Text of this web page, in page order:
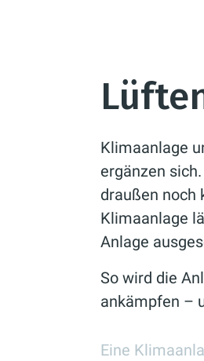
Klimaanlage
ergänzen
draußen noch
Klimaanlage
Anlage
So wird die
ankämpfen –
Eine